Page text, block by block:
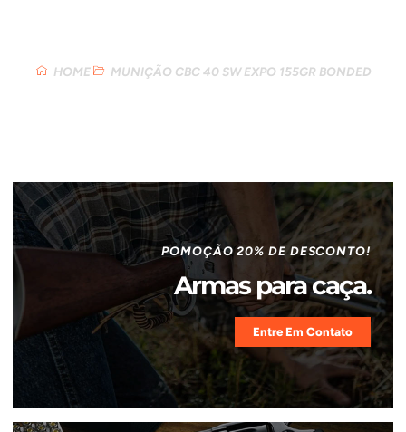
HOME MUNIÇÃO CBC 40 SW EXPO 155GR BONDED
POMOÇÃO 20% DE DESCONTO!
Armas para caça.
Entre Em Contato